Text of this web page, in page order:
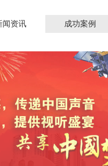
闻资讯 成功案例